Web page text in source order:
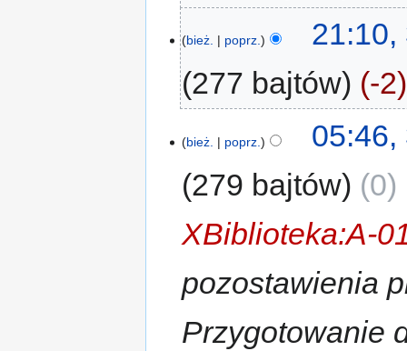
bież. poprz.
21:10,
277 bajtów
-2
bież. poprz.
05:46,
279 bajtów
0
XBiblioteka:A-
pozostawienia
Przygotowanie